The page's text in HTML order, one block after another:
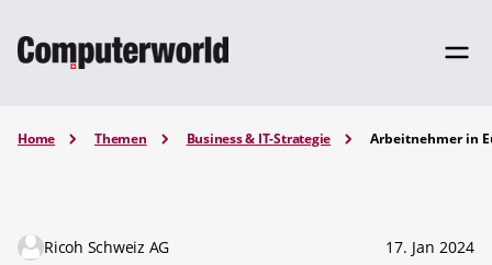
Home Themen Business & IT-Strategie Arbeitnehmer in
Ricoh Schweiz AG 17. Jan 2024